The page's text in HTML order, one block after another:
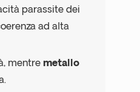
parassite dei
ad alta
mentre metallo